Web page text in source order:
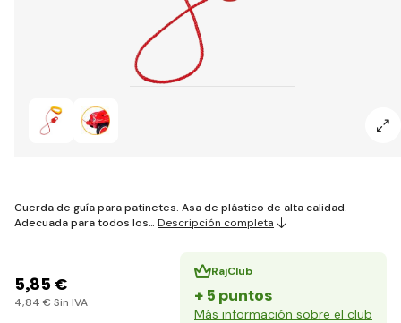
Cuerda de guía para patinetes. Asa de plástico de alta calidad.
Adecuada para todos los… Descripción completa
5,85 €
4,84 € Sin IVA
RajClub
+ 5 puntos
Más información sobre el club